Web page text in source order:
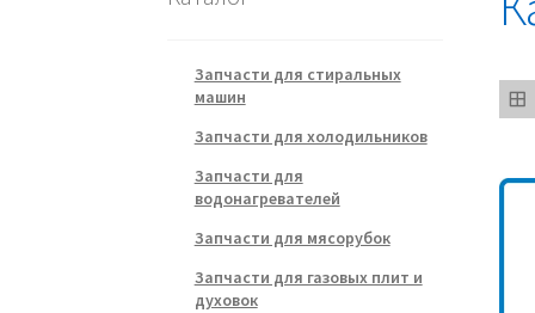
Запчасти для стиральных
машин
Запчасти для холодильников
Запчасти для
водонагревателей
Запчасти для мясорубок
Запчасти для газовых плит и
духовок